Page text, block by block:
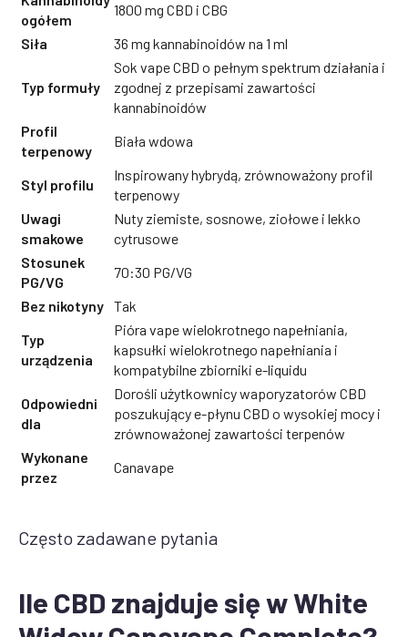
ogółem
1800 mg CBD i CBG
Siła
36 mg kannabinoidów na 1 ml
Typ formuły
Sok vape CBD o pełnym spektrum działania i
zgodnej z przepisami zawartości
kannabinoidów
Profil
terpenowy
Biała wdowa
Styl profilu
Inspirowany hybrydą, zrównoważony profil
terpenowy
Uwagi
smakowe
Nuty ziemiste, sosnowe, ziołowe i lekko
cytrusowe
Stosunek
PG/VG
70:30 PG/VG
Bez nikotyny Tak
Typ
urządzenia
Pióra vape wielokrotnego napełniania,
kapsułki wielokrotnego napełniania i
kompatybilne zbiorniki e-liquidu
Odpowiedni
dla
Dorośli użytkownicy waporyzatorów CBD
poszukujący e-płynu CBD o wysokiej mocy i
zrównoważonej zawartości terpenów
Wykonane
przez
Canavape
Często zadawane pytania
Ile CBD znajduje się w White